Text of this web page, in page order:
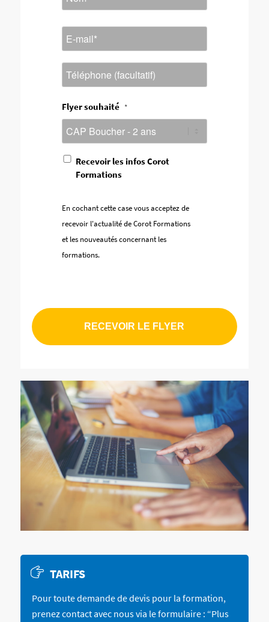
mail
*
Flyer souhaité *
En
cochant
vous
de
recevoir
l'actualité
les
concernant
Recevoir les infos Corot
Formations
En cochant cette case vous acceptez de
recevoir l'actualité de Corot Formations
et les nouveautés concernant les
formations.
TARIFS
Pour toute demande de devis pour la formation,
prenez contact avec nous via le formulaire : “Plus